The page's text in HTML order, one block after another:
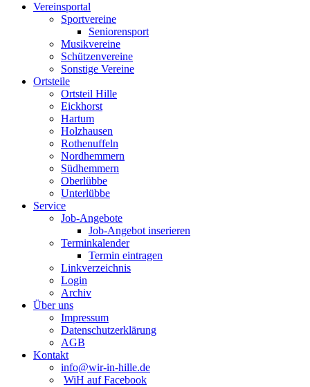
Vereinsportal
Sportvereine
Seniorensport
Musikvereine
Schützenvereine
Sonstige Vereine
Ortsteile
Ortsteil Hille
Eickhorst
Hartum
Holzhausen
Rothenuffeln
Nordhemmern
Südhemmern
Oberlübbe
Unterlübbe
Service
Job-Angebote
Job-Angebot inserieren
Terminkalender
Termin eintragen
Linkverzeichnis
Login
Archiv
Über uns
Impressum
Datenschutzerklärung
AGB
Kontakt
info@wir-in-hille.de
WiH auf Facebook